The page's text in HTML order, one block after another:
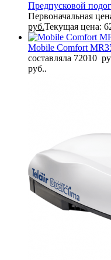
Предпусковой
Первоначальная
руб.Текущая цена:
Mobile Comfort
составляла 72010
руб..